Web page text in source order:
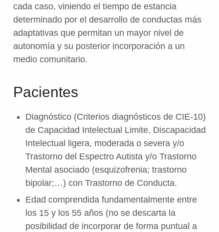
cada caso, viniendo el tiempo de estancia
determinado por el desarrollo de conductas más
adaptativas que permitan un mayor nivel de
autonomía y su posterior incorporación a un
medio comunitario.
Pacientes
Diagnóstico (Criterios diagnósticos de CIE-10)
de Capacidad Intelectual Limite, Discapacidad
Intelectual ligera, moderada o severa y/o
Trastorno del Espectro Autista y/o Trastorno
Mental asociado (esquizofrenia; trastorno
bipolar;…) con Trastorno de Conducta.
Edad comprendida fundamentalmente entre
los 15 y los 55 años (no se descarta la
posibilidad de incorporar de forma puntual a